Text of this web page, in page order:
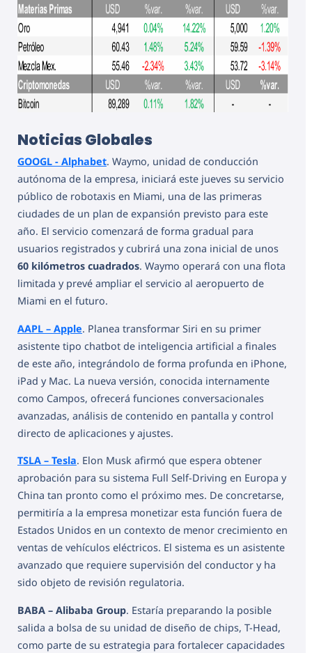
Noticias Globales
GOOGL - Alphabet. Waymo, unidad de conducción
autónoma de la empresa, iniciará este jueves su servicio
público de robotaxis en Miami, una de las primeras
ciudades de un plan de expansión previsto para este
año. El servicio comenzará de forma gradual para
usuarios registrados y cubrirá una zona inicial de unos
60 kilómetros cuadrados. Waymo operará con una flota
limitada y prevé ampliar el servicio al aeropuerto de
Miami en el futuro.
AAPL – Apple. Planea transformar Siri en su primer
asistente tipo chatbot de inteligencia artificial a finales
de este año, integrándolo de forma profunda en iPhone,
iPad y Mac. La nueva versión, conocida internamente
como Campos, ofrecerá funciones conversacionales
avanzadas, análisis de contenido en pantalla y control
directo de aplicaciones y ajustes.
TSLA – Tesla. Elon Musk afirmó que espera obtener
aprobación para su sistema Full Self-Driving en Europa y
China tan pronto como el próximo mes. De concretarse,
permitiría a la empresa monetizar esta función fuera de
Estados Unidos en un contexto de menor crecimiento en
ventas de vehículos eléctricos. El sistema es un asistente
avanzado que requiere supervisión del conductor y ha
sido objeto de revisión regulatoria.
BABA – Alibaba Group. Estaría preparando la posible
salida a bolsa de su unidad de diseño de chips, T-Head,
como parte de su estrategia para fortalecer capacidades